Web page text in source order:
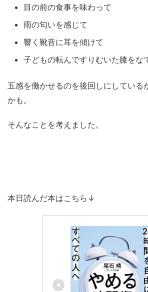
目の前の食事を味わって
雨の匂いを感じて
響く靴音に耳を傾けて
子どもの転んですりむいた膝をな
五感を働かせるのを後回しにしている
かも。
そんなことを考えました。
本日読んだ本はこちら↓